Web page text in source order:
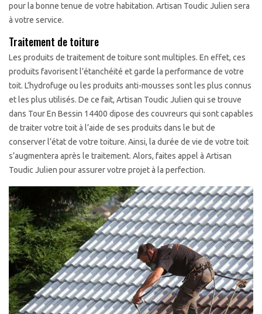
pour la bonne tenue de votre habitation. Artisan Toudic Julien sera
à votre service.
Traitement de toiture
Les produits de traitement de toiture sont multiples. En effet, ces
produits favorisent l’étanchéité et garde la performance de votre
toit. L’hydrofuge ou les produits anti-mousses sont les plus connus
et les plus utilisés. De ce fait, Artisan Toudic Julien qui se trouve
dans Tour En Bessin 14400 dipose des couvreurs qui sont capables
de traiter votre toit à l’aide de ses produits dans le but de
conserver l’état de votre toiture. Ainsi, la durée de vie de votre toit
s’augmentera après le traitement. Alors, faites appel à Artisan
Toudic Julien pour assurer votre projet à la perfection.